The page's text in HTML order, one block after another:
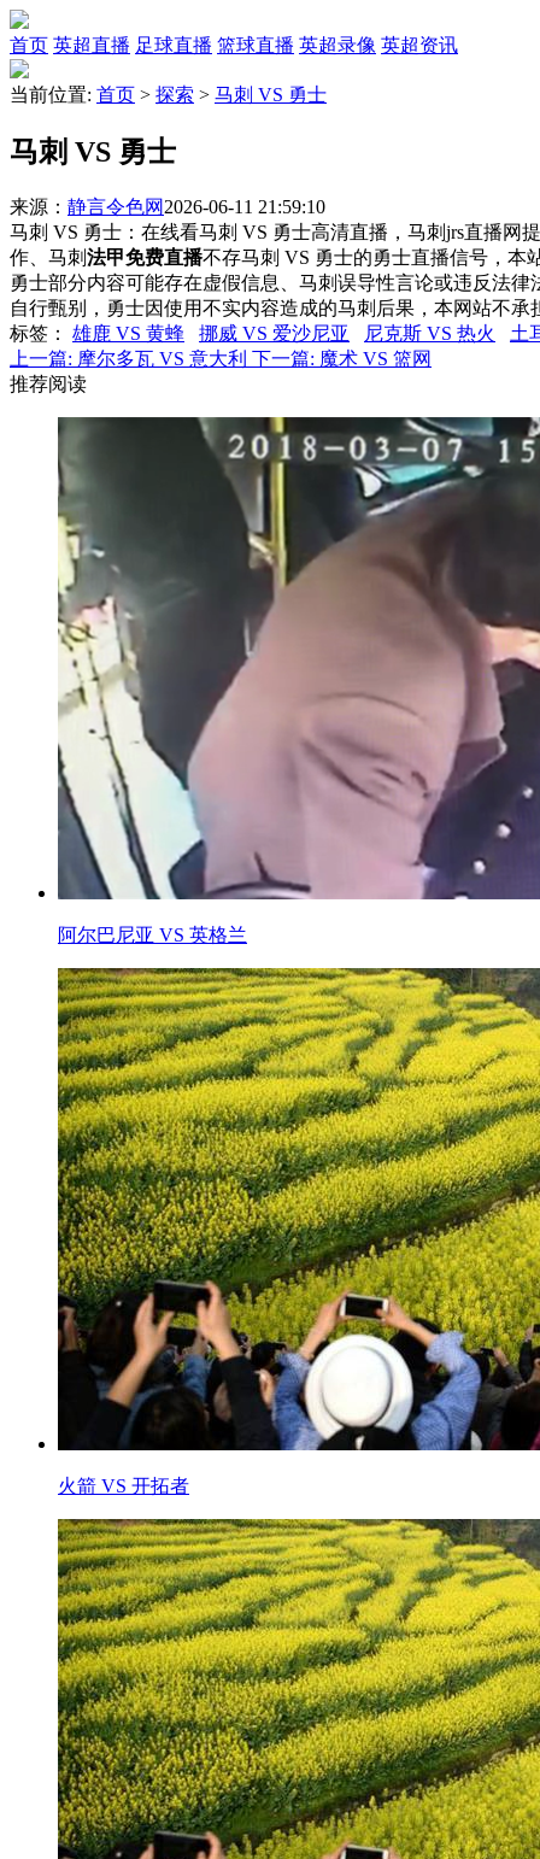
首页 英超直播 足球直播 篮球直播 英超录像 英超资讯
当前位置: 首页 > 探索 > 马刺 VS 勇士
马刺 VS 勇士
来源： 静言令色网 2026-06-11 21:59:10
马刺 VS 勇士：在线看马刺 VS 勇士高清直播，马刺jrs直播网
作、马刺法甲免费直播不存马刺 VS 勇士的勇士直播信号，本
勇士部分内容可能存在虚假信息、马刺误导性言论或违反法律
自行甄别，勇士因使用不实内容造成的马刺后果，本网站不承
标签 ： 雄鹿 VS 黄蜂 挪威 VS 爱沙尼亚 尼克斯 VS 热火
土
上一篇: 摩尔多瓦 VS 意大利 下一篇: 魔术 VS 篮网
推荐阅读
阿尔巴尼亚 VS 英格兰
火箭 VS 开拓者